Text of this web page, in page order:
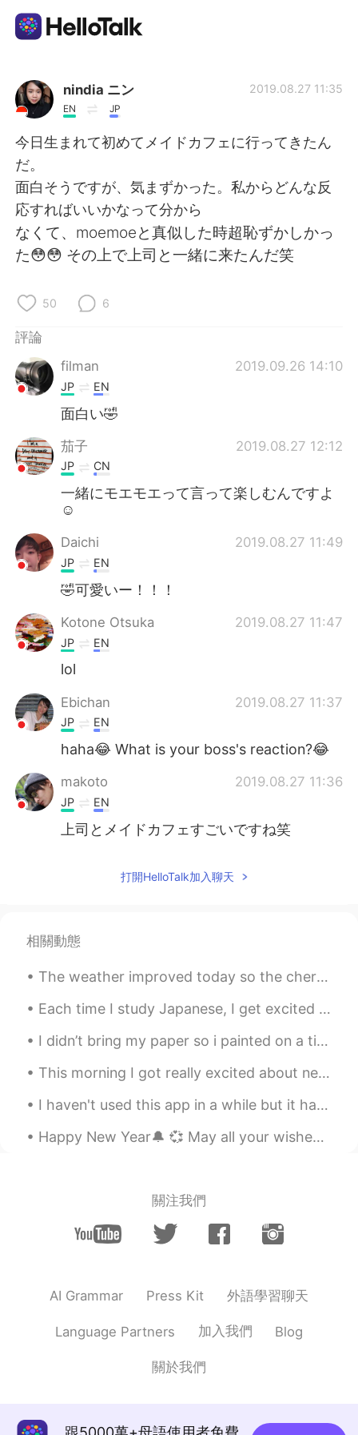
語言交換應用
AI Grammar Checker
English 简体中文
日本語
Русский
Indonesia
Tiếng Việt
nindia ニン
EN JP
2019.08.27 11:35
今日生まれて初めてメイドカフェに行ってきたん
だ。
面白そうですが、気まずかった。私からどんな反
応すればいいかなって分から
なくて、moemoeと真似した時超恥ずかしかっ
た😳😳 その上で上司と一緒に来たんだ笑
50 6
評論
filman
2019.09.26 14:10
JP EN
面白い🤣
茄子 2019.08.27 12:12
JP CN
一緒にモエモエって言って楽しむんですよ
☺
Daichi 2019.08.27 11:49
JP EN
🤣可愛いー！！！
Kotone Otsuka 2019.08.27 11:47
JP EN
lol
Ebichan 2019.08.27 11:37
JP EN
haha😂 What is your boss's reaction?😂
makoto 2019.08.27 11:36
JP EN
上司とメイドカフェすごいですね笑
打開HelloTalk加入聊天
相關動態
The weather improved today so the cherry blossoms are starting to bloom. It was very windy but n...
Each time I study Japanese, I get excited to understand new things, followed by depression at how...
I didn’t bring my paper so i painted on a tissue paper instead 😂 Killing some time, chilling in a...
This morning I got really excited about new educational supplies at work... Lockdown needs to end...
I haven't used this app in a while but it has been snowing recently in England so I built a snowm...
Happy New Year🔔 💞 May all your wishes come true.🧚‍♀️ New Year’s Eve Dinner 🥰 *sushi takeout 🍣 *...
關注我們
AI Grammar Press Kit 外語學習聊天
Language Partners 加入我們 Blog
關於我們